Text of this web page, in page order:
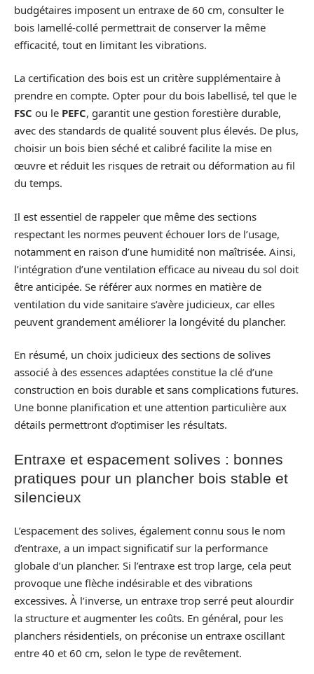
budgétaires imposent un entraxe de 60 cm, consulter le
bois lamellé-collé permettrait de conserver la même
efficacité, tout en limitant les vibrations.
La certification des bois est un critère supplémentaire à
prendre en compte. Opter pour du bois labellisé, tel que le
FSC ou le PEFC, garantit une gestion forestière durable,
avec des standards de qualité souvent plus élevés. De plus,
choisir un bois bien séché et calibré facilite la mise en
œuvre et réduit les risques de retrait ou déformation au fil
du temps.
Il est essentiel de rappeler que même des sections
respectant les normes peuvent échouer lors de l’usage,
notamment en raison d’une humidité non maîtrisée. Ainsi,
l’intégration d’une ventilation efficace au niveau du sol doit
être anticipée. Se référer aux normes en matière de
ventilation du vide sanitaire s’avère judicieux, car elles
peuvent grandement améliorer la longévité du plancher.
En résumé, un choix judicieux des sections de solives
associé à des essences adaptées constitue la clé d’une
construction en bois durable et sans complications futures.
Une bonne planification et une attention particulière aux
détails permettront d’optimiser les résultats.
Entraxe et espacement solives : bonnes
pratiques pour un plancher bois stable et
silencieux
L’espacement des solives, également connu sous le nom
d’entraxe, a un impact significatif sur la performance
globale d’un plancher. Si l’entraxe est trop large, cela peut
provoque une flèche indésirable et des vibrations
excessives. À l’inverse, un entraxe trop serré peut alourdir
la structure et augmenter les coûts. En général, pour les
planchers résidentiels, on préconise un entraxe oscillant
entre 40 et 60 cm, selon le type de revêtement.